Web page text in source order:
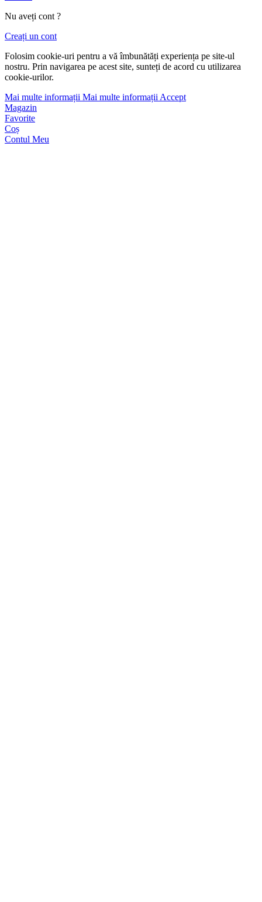
Nu aveți cont ?
Creați un cont
Folosim cookie-uri pentru a vă îmbunătăți experiența pe site-ul
nostru. Prin navigarea pe acest site, sunteți de acord cu utilizarea
cookie-urilor.
Mai multe informații Mai multe informațiiAccept
Magazin
Favorite
Coș
Contul Meu